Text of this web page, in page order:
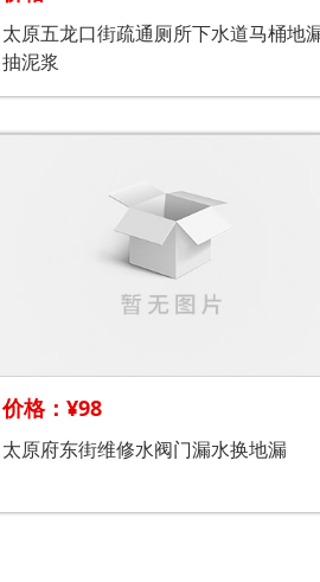
太原五龙口街疏通厕所下水道马桶地
抽泥浆
价格：¥98
太原府东街维修水阀门漏水换地漏